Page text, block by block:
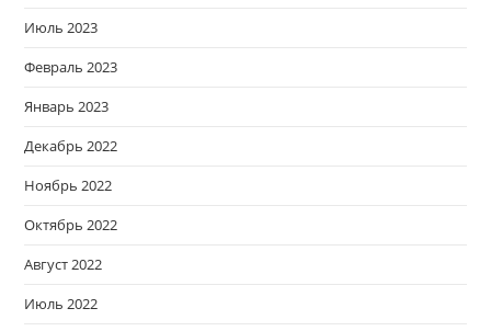
Июль 2023
Февраль 2023
Январь 2023
Декабрь 2022
Ноябрь 2022
Октябрь 2022
Август 2022
Июль 2022